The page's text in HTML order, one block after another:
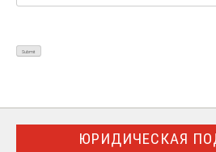
ЮРИДИЧЕСКАЯ